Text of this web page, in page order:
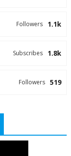
1.1k
Followers
1.8k
Subscribes
519
Followers